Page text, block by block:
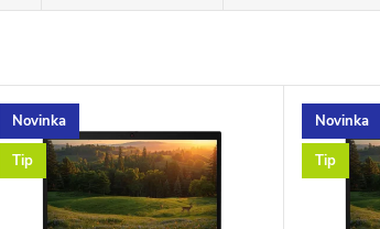
Novinka
Tip
Novinka
Tip